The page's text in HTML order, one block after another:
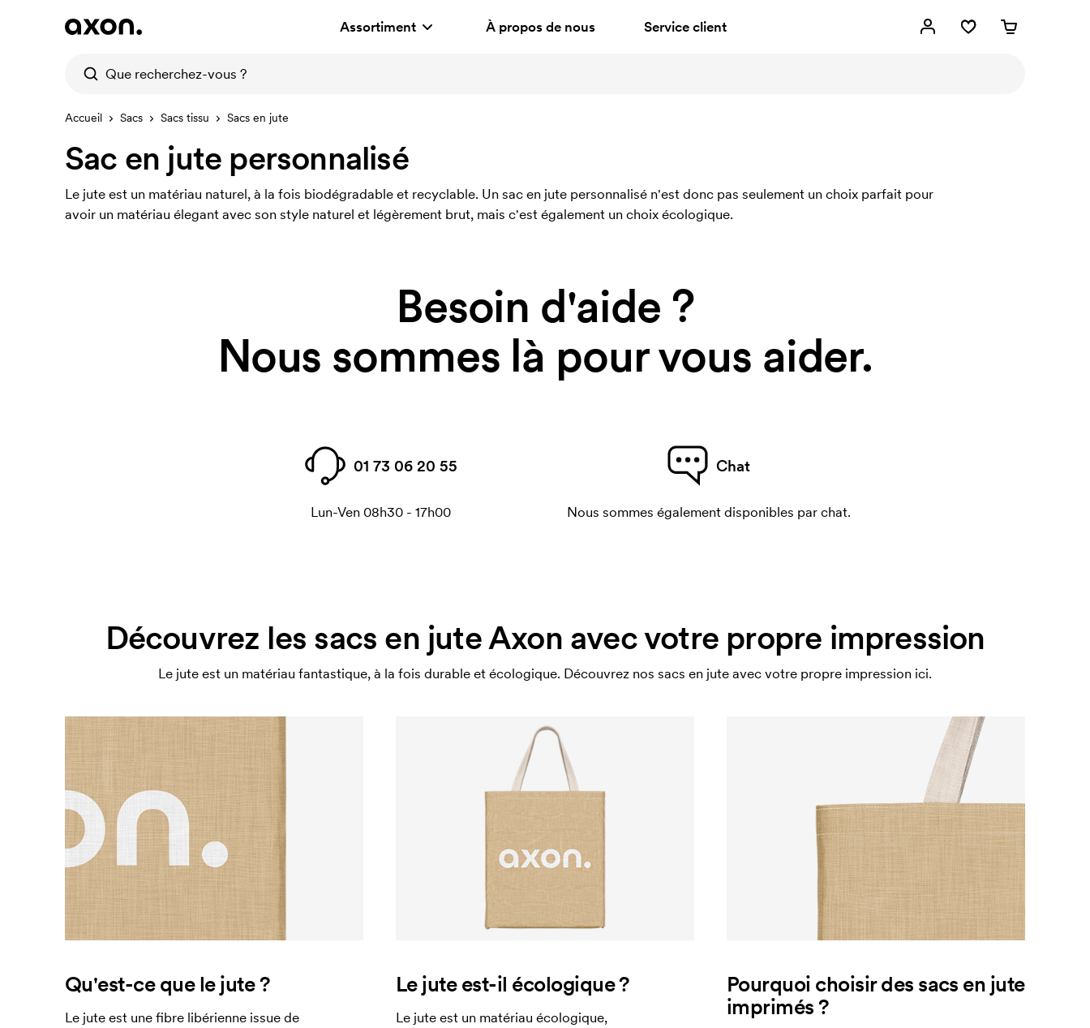
Assortiment À propos de nous Service client
Accueil Sacs Sacs tissu Sacs en jute
Sac en jute personnalisé
Le jute est un matériau naturel, à la fois biodégradable et recyclable. Un sac en jute personnalisé n'est donc pas seulement un choix parfait pour
avoir un matériau élegant avec son style naturel et légèrement brut, mais c'est également un choix écologique.
Besoin d'aide ?
Nous sommes là pour vous aider.
01 73 06 20 55
Lun-Ven 08h30 - 17h00
Chat
Nous sommes également disponibles par chat.
Découvrez les sacs en jute Axon avec votre propre impression
Le jute est un matériau fantastique, à la fois durable et écologique. Découvrez nos sacs en jute avec votre propre impression ici.
Qu'est-ce que le jute ?
Le jute est une fibre libérienne issue de
Le jute est-il écologique ?
Le jute est un matériau écologique,
Pourquoi choisir des sacs en jute
imprimés ?